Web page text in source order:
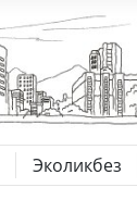
Эколикбез